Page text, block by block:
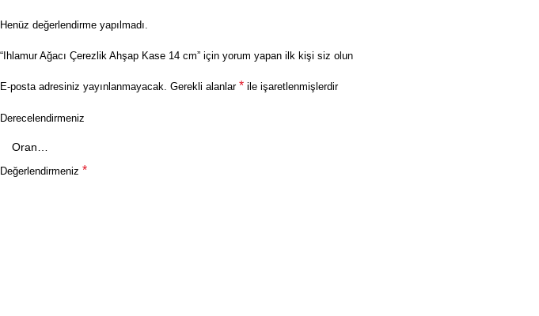
Henüz değerlendirme yapılmadı.
“Ihlamur Ağacı Çerezlik Ahşap Kase 14 cm” için yorum yapan ilk kişi siz olun
E-posta adresiniz yayınlanmayacak. Gerekli alanlar * ile işaretlenmişlerdir
Derecelendirmeniz
Değerlendirmeniz *